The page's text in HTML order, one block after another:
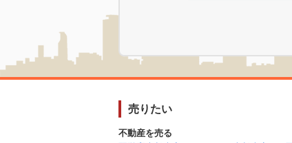
売りたい
不動産を売る